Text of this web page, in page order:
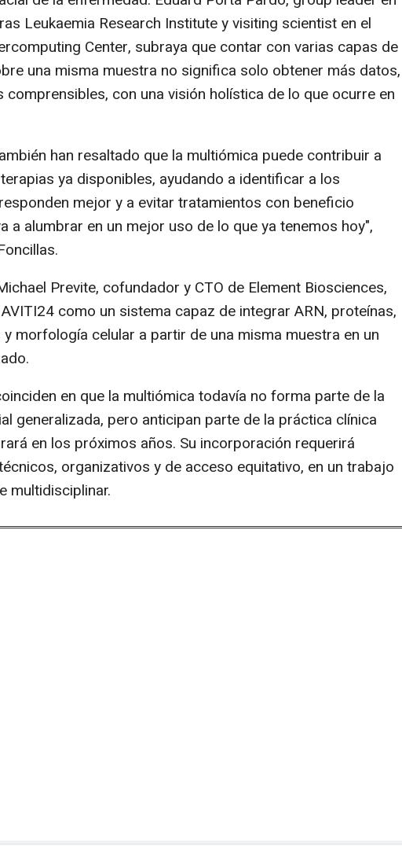
Leukaemia Research Institute y visiting scientist en el
Center, subraya que contar con varias capas de
una misma muestra no significa solo obtener más datos,
comprensibles, con una visión holística de lo que ocurre en
han resaltado que la multiómica puede contribuir a
ya disponibles, ayudando a identificar a los
mejor y a evitar tratamientos con beneficio
a alumbrar en un mejor uso de lo que ya tenemos hoy",
Previte, cofundador y CTO de Element Biosciences,
como un sistema capaz de integrar ARN, proteínas,
morfología celular a partir de una misma muestra en un
en que la multiómica todavía no forma parte de la
generalizada, pero anticipan parte de la práctica clínica
en los próximos años. Su incorporación requerirá
organizativos y de acceso equitativo, en un trabajo
multidisciplinar.